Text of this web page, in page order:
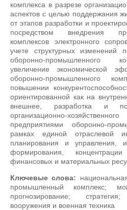
комплекса в разрезе
аспектов с целью поддержания
от этапов разработки и
посредством внедрения
комплексов электронного
учете структурных изменений
оборонно-промышленного
увеличение экономической
оборонно-промышленного
повышении
ориентированной как на
внешнее, разработка и
организационно-
предприятиями оборонно-
рамках единой отраслевой
планирования и управления,
формирования,
финансовых и материальных
Ключевые слова:
промышленный комплекс;
прогнозирование;
вооружения и военная техника